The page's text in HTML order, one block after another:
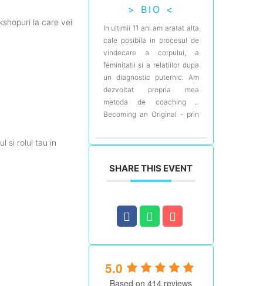
la care vei
si rolul tau in
> BIO <
In ultimii 11 ani am aratat alta
cale posibila in procesul de
vindecare a corpului, a
feminitatii si a relatiilor dupa
un diagnostic puternic. Am
dezvoltat propria mea
metoda de coaching -
Becoming an Original - prin
rescrie povestea dintr-o
sinele. Am creat programe
pacient devenit Patient
Coach din Romania, cu
navigatie de pacienti, Pilates
si nursing. Dezvolt programe
SHARE THIS EVENT
5.0
Based on 414 reviews